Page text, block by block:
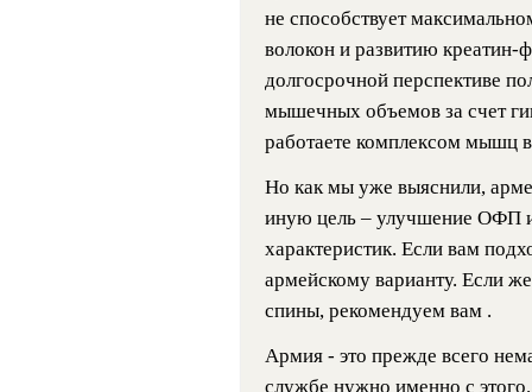
не способствует
волокон и развитию
долгосрочной перспективе
мышечных объемов за счет
работаете комплексом мышц
Но как мы уже выяснили,
иную цель – улучшение ОФП
характеристик. Если вам
армейскому варианту. Если
спины, рекомендуем вам .
Армия - это прежде всего
службе нужно именно с